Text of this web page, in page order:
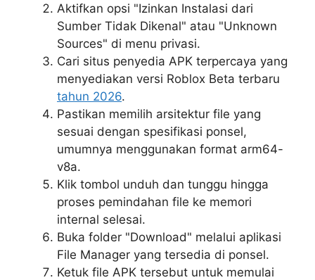
Aktifkan opsi "Izinkan Instalasi dari
Sumber Tidak Dikenal" atau "Unknown
Sources" di menu privasi.
Cari situs penyedia APK terpercaya yang
menyediakan versi Roblox Beta terbaru
tahun 2026.
Pastikan memilih arsitektur file yang
sesuai dengan spesifikasi ponsel,
umumnya menggunakan format arm64-
v8a.
Klik tombol unduh dan tunggu hingga
proses pemindahan file ke memori
internal selesai.
Buka folder "Download" melalui aplikasi
File Manager yang tersedia di ponsel.
Ketuk file APK tersebut untuk memulai